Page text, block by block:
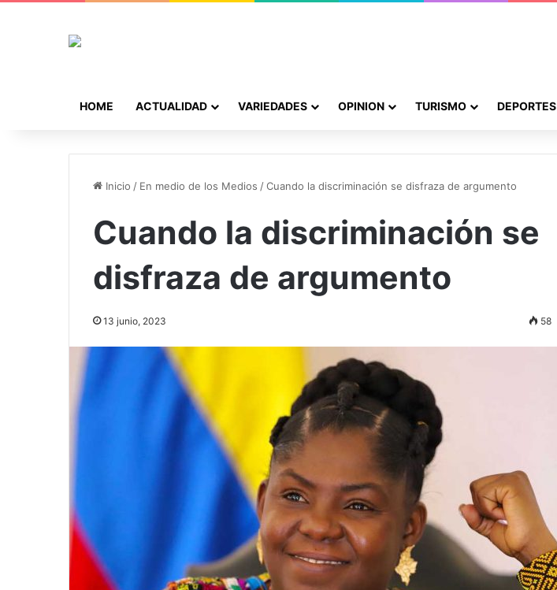
HOME ACTUALIDAD VARIEDADES OPINION TURISMO DEPORTES
Inicio / En medio de los Medios /Cuando la discriminación se disfraza de argumento
Cuando la discriminación se
disfraza de argumento
13 junio, 2023 58